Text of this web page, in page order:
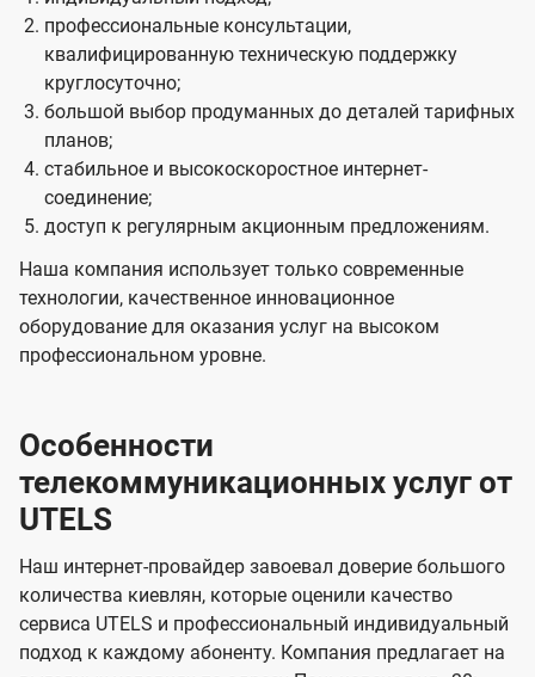
профессиональные консультации,
квалифицированную техническую поддержку
круглосуточно;
большой выбор продуманных до деталей тарифных
планов;
стабильное и высокоскоростное интернет-
соединение;
доступ к регулярным акционным предложениям.
Наша компания использует только современные
технологии, качественное инновационное
оборудование для оказания услуг на высоком
профессиональном уровне.
Особенности
телекоммуникационных услуг от
UTELS
Наш интернет-провайдер завоевал доверие большого
количества киевлян, которые оценили качество
сервиса UTELS и профессиональный индивидуальный
подход к каждому абоненту. Компания предлагает на